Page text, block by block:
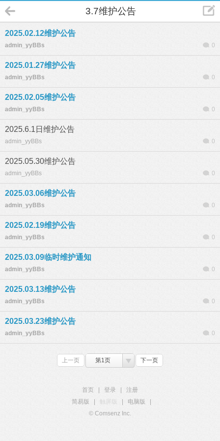
3.7维护公告
2025.02.12维护公告
admin_yyBBs 0
2025.01.27维护公告
admin_yyBBs 0
2025.02.05维护公告
admin_yyBBs 0
2025.6.1日维护公告
admin_yyBBs 0
2025.05.30维护公告
admin_yyBBs 0
2025.03.06维护公告
admin_yyBBs 0
2025.02.19维护公告
admin_yyBBs 0
2025.03.09临时维护通知
admin_yyBBs 0
2025.03.13维护公告
admin_yyBBs 0
2025.03.23维护公告
admin_yyBBs 0
上一页 第1页 下一页
首页 登录
注册
简易版
触屏版 电脑版
© Comsenz Inc.